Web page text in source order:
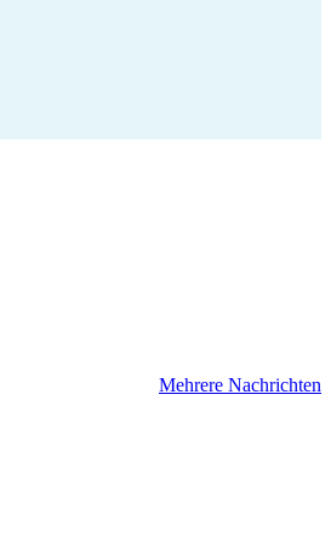
Mehrere Nachrichten